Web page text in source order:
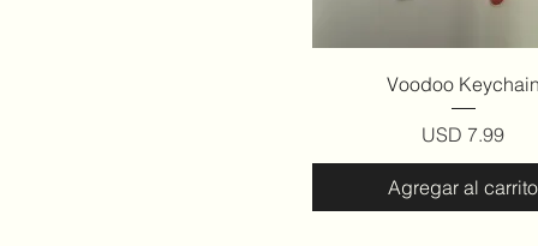
Vista rápida
Voodoo Keychain
Precio
USD 7.99
Agregar al carrito